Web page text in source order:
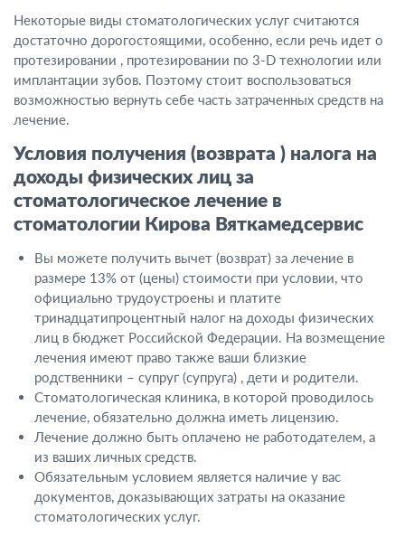
Некоторые виды стоматологических услуг считаются
достаточно дорогостоящими, особенно, если речь идет о
протезировании , протезировании по 3-D технологии или
имплантации зубов. Поэтому стоит воспользоваться
возможностью вернуть себе часть затраченных средств на
лечение.
Условия получения (возврата ) налога на
доходы физических лиц за
стоматологическое лечение в
стоматологии Кирова Вяткамедсервис
Вы можете получить вычет (возврат) за лечение в
размере 13% от (цены) стоимости при условии, что
официально трудоустроены и платите
тринадцатипроцентный налог на доходы физических
лиц в бюджет Российской Федерации. На возмещение
лечения имеют право также ваши близкие
родственники – супруг (супруга) , дети и родители.
Стоматологическая клиника, в которой проводилось
лечение, обязательно должна иметь лицензию.
Лечение должно быть оплачено не работодателем, а
из ваших личных средств.
Обязательным условием является наличие у вас
документов, доказывающих затраты на оказание
стоматологических услуг.